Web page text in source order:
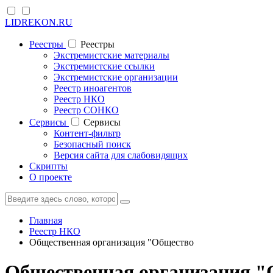
LIDREKON.RU
Реестры
Реестры
Экстремистские материалы
Экстремистские ссылки
Экстремистские организации
Реестр иноагентов
Реестр НКО
Реестр СОНКО
Cервисы
Cервисы
Контент-фильтр
Безопасный поиск
Версия сайта для слабовидящих
Скрипты
О проекте
Главная
Реестр НКО
Общественная организация "Общество